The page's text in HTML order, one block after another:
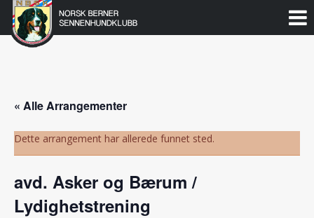
Gå
Norsk
Berner
« Alle Arrangementer
Dette arrangement har allerede funnet sted.
avd. Asker og Bærum /
Lydighetstrening